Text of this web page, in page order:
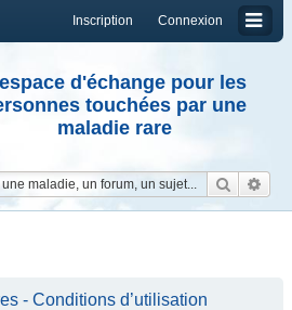
Connexion
Inscription
d'échange pour les
touchées par une
maladie rare
- Conditions d’utilisation